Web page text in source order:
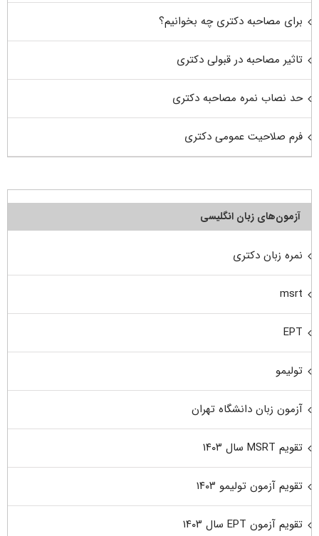
برای مصاحبه دکتری چه بخوانیم؟
تاثیر مصاحبه در قبولی دکتری
حد نصاب نمره مصاحبه دکتری
فرم صلاحیت عمومی دکتری
آزمون‌های زبان انگلیسی
نمره زبان دکتری
msrt
EPT
تولیمو
آزمون زبان دانشگاه تهران
تقویم MSRT سال ۱۴۰۳
تقویم آزمون تولیمو ۱۴۰۳
تقویم آزمون EPT سال ۱۴۰۳